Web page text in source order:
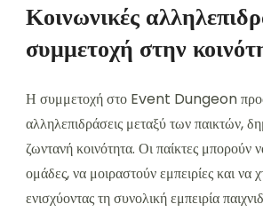
Κοινωνικές
συμμετοχή στην
Η συμμετοχή στο Event Dungeon
αλληλεπιδράσεις μεταξύ των παικτών,
ζωντανή κοινότητα. Οι παίκτες μπορούν
ομάδες, να μοιραστούν εμπειρίες και να
ενισχύοντας τη συνολική εμπειρία